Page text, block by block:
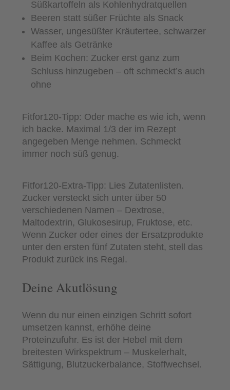
Süßkartoffeln als Kohlenhydratquellen
Beeren statt süßer Früchte als Snack
Wasser, ungesüßter Kräutertee, schwarzer
Kaffee als Getränke
Beim Kochen: Zucker erst ganz zum
Schluss hinzugeben – oft schmeckt’s auch
ohne
Fitfor120-Tipp: Oder mache es wie ich, wenn
ich backe. Maximal 1/3 der im Rezept
angegeben Menge nehmen. Schmeckt
immer noch süß genug.
Fitfor120-Extra-Tipp: Lies Zutatenlisten.
Zucker versteckt sich unter über 50
verschiedenen Namen – Dextrose,
Maltodextrin, Glukosesirup, Fruktose, etc.
Wenn Zucker oder eines der Ersatzprodukte
unter den ersten fünf Zutaten steht, stell das
Produkt zurück ins Regal.
Deine Akutlösung
Wenn du nur einen einzigen Schritt sofort
umsetzen kannst, erhöhe deine
Proteinzufuhr. Es ist der Hebel mit dem
breitesten Wirkspektrum – Muskelerhalt,
Sättigung, Blutzuckerbalance, Stoffwechsel.